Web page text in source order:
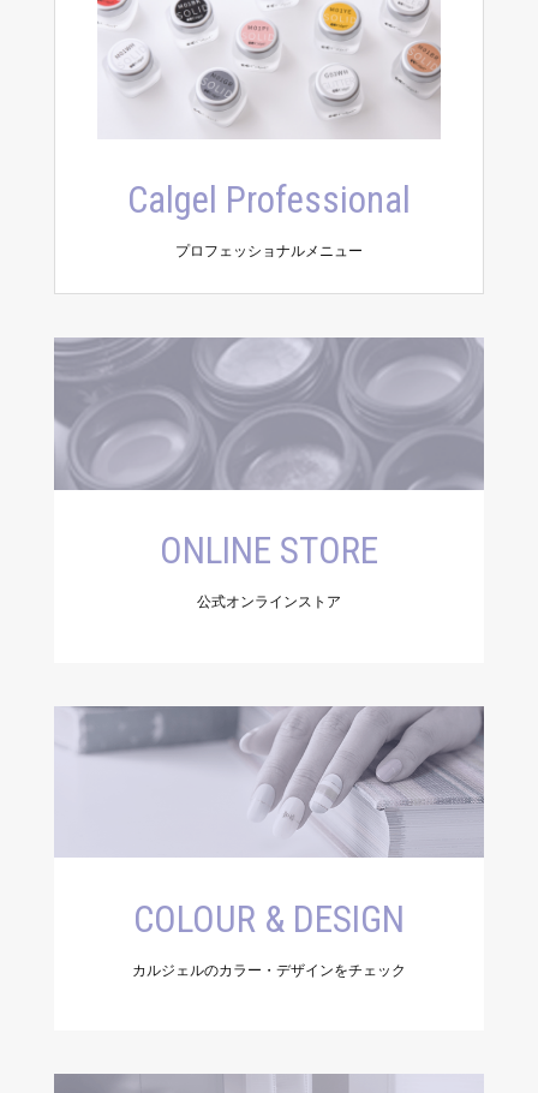
Calgel Professional
プロフェッショナルメニュー
ONLINE STORE
公式オンラインストア
COLOUR & DESIGN
カルジェルのカラー・デザインをチェック